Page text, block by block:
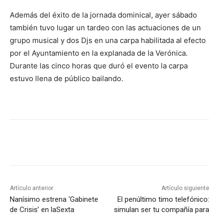
Además del éxito de la jornada dominical, ayer sábado
también tuvo lugar un tardeo con las actuaciones de un
grupo musical y dos Djs en una carpa habilitada al efecto
por el Ayuntamiento en la explanada de la Verónica.
Durante las cinco horas que duró el evento la carpa
estuvo llena de público bailando.
Artículo anterior
Nanísimo estrena ‘Gabinete
de Crisis’ en laSexta
Artículo siguiente
El penúltimo timo telefónico:
simulan ser tu compañía para